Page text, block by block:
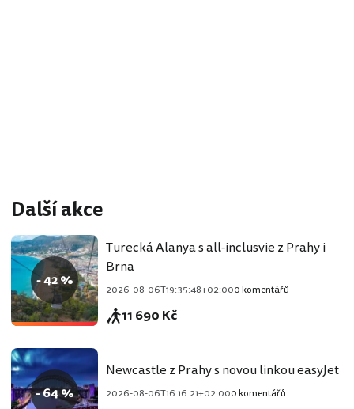
Další akce
- 42 %
Turecká Alanya s all-inclusvie z Prahy i
Brna
2026-08-06T19:35:48+02:000 komentářů
11 690 Kč
- 64 %
Newcastle z Prahy s novou linkou easyJet
2026-08-06T16:16:21+02:000 komentářů